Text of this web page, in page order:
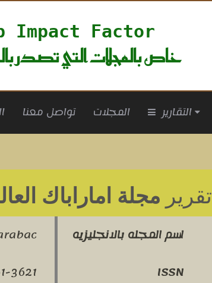
Impact Factor
خاص بالمجلات التي تصدر
تواصل معنا المجلات التقارير
تقرير مجلة اماراباك
اسم المجله بالانجليزيه
ISSN
3621